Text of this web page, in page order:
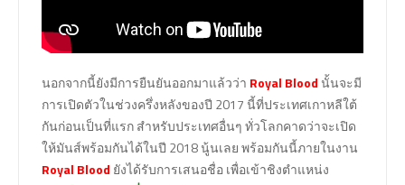
นอกจากนี้ยังมีการยืนยันออกมาแล้วว่า Royal Bloodนั้นจะมี
การเปิดตัวในช่วงครึ่งหลังของปี 2017 นี้ที่ประเทศเกาหลีใต้
กันก่อนเป็นที่แรก สำหรับประเทศอื่นๆ ทั่วโลกคาดว่าจะเปิด
ให้มันส์พร้อมกันได้ในปี 2018 นู้นเลย พร้อมกันนี้ภายในงาน
Royal Blood ยังได้รับการเสนอชื่อ เพื่อเข้าชิงตำแหน่ง